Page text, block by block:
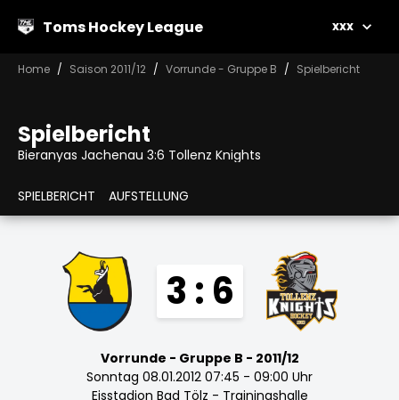
Toms Hockey League xxx
Home Saison 2011/12 Vorrunde - Gruppe B Spielbericht
Spielbericht
Bieranyas Jachenau 3:6 Tollenz Knights
SPIELBERICHT AUFSTELLUNG
3 : 6
Vorrunde - Gruppe B - 2011/12
Sonntag 08.01.2012 07:45 - 09:00 Uhr
Eisstadion Bad Tölz - Trainingshalle